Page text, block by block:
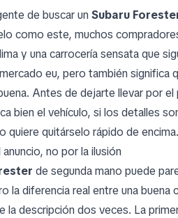
de buscar un Subaru
como este, muchos
y una carrocería sensata que
eu, pero también significa
Antes de dejarte llevar por
bien el vehículo, si los detalles
quiere quitárselo rápido de encima.
no por la ilusión
de segunda mano puede
la diferencia real entre una
la descripción dos veces. La